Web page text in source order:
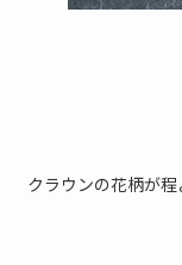
クラウンの花柄が